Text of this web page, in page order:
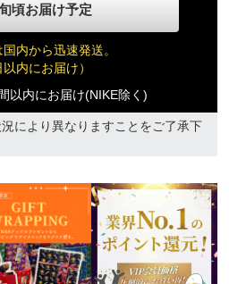
頃お届け予定
内から迅速発送。
以内にお届け）
以内にお届け(NIKE除く)
により異なりますことをご了承下